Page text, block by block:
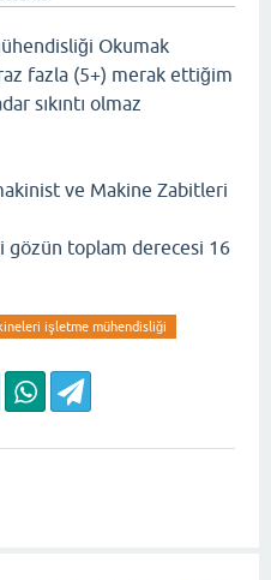
Okumak
fazla (5+) merak ettiğim
sıkıntı olmaz
ve Makine Zabitleri
gözün toplam derecesi 16
işletme mühendisliği